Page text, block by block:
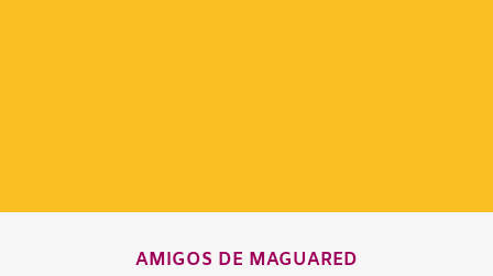
AMIGOS DE MAGUARED